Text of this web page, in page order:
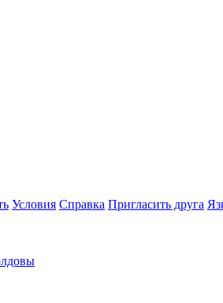
Условия Справка Пригласить друга